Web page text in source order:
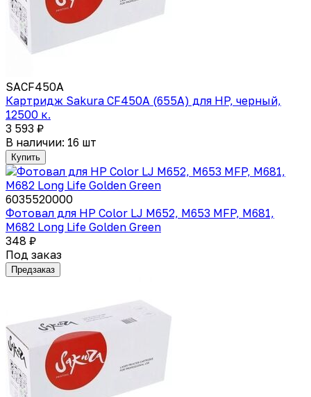
SACF450A
Картридж Sakura CF450A (655A) для HP, черный,
12500 к.
3 593 ₽
В наличии: 16 шт
Купить
6035520000
Фотовал для HP Color LJ M652, M653 MFP, M681,
M682 Long Life Golden Green
348 ₽
Под заказ
Предзаказ